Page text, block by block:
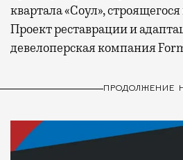
квартала «Соул»,
Проект реставрации и
девелоперская компания
ПРОДОЛЖЕНИЕ